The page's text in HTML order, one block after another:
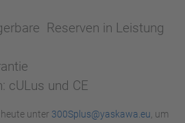
Reserven in Leistung
cULus und CE
unter 300Splus@yaskawa.eu , um